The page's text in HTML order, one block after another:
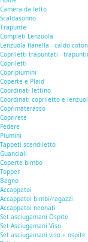
Camera da letto
Scaldasonno
Trapunte
Completi Lenzuola
Lenzuola flanella - caldo
Copriletti trapuntati -
Copriletti
Copripiumini
Coperte e Plaid
Coordinati lettino
Coordinati copriletto e
Coprimaterasso
Coprirete
Federe
Piumini
Tappeti scendiletto
Guanciali
Coperte bimbo
Topper
Bagno
Accappatoi
Accappatoi bimbi/ragazzi
Accappatoi neonati
Set asciugamani Ospite
Set Asciugamani Viso
Set asciugamani viso + ospite